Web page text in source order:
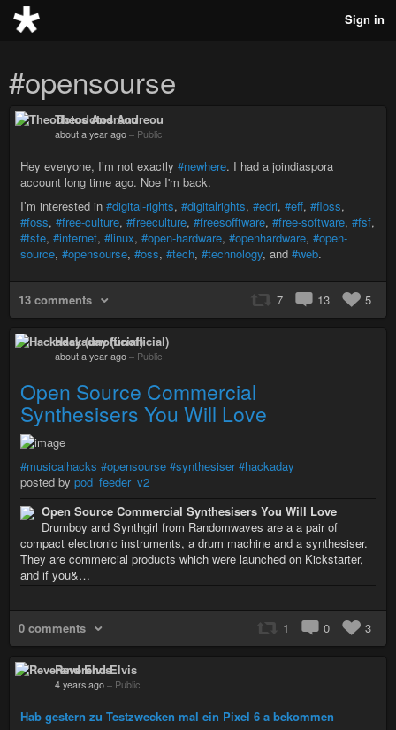
Sign in
#opensourse
Theodotos Andreou
about a year ago – Public
Hey everyone, I’m not exactly #newhere. I had a joindiaspora
account long time ago. Noe I'm back.
I’m interested in #digital-rights, #digitalrights, #edri, #eff, #floss,
#foss, #free-culture, #freeculture, #freesofftware, #free-software, #fsf,
#fsfe, #internet, #linux, #open-hardware, #openhardware, #open-
source, #opensourse, #oss, #tech, #technology, and #web.
13 comments 7 13 5
Hackaday (unofficial)
about a year ago – Public
Open Source Commercial
Synthesisers You Will Love
#musicalhacks #opensourse #synthesiser #hackaday
posted by pod_feeder_v2
Open Source Commercial Synthesisers You Will Love
Drumboy and Synthgirl from Randomwaves are a a pair of
compact electronic instruments, a drum machine and a synthesiser.
They are commercial products which were launched on Kickstarter,
and if you&…
0 comments 1 0 3
Reverend Elvis
4 years ago – Public
Hab gestern zu Testzwecken mal ein Pixel 6 a bekommen